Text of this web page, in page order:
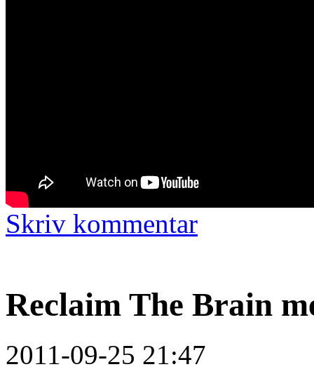
Skriv kommentar
Reclaim The Brain
2011-09-25 21:47